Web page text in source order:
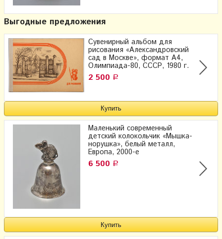
Выгодные предложения
Сувенирный альбом для
рисования «Александровский
сад в Москве», формат А4,
Олимпиада-80, СССР, 1980 г.
2 500 Р
Маленький современный
детский колокольчик «Мышка-
норушка», белый металл,
Европа, 2000-е
6 500 Р